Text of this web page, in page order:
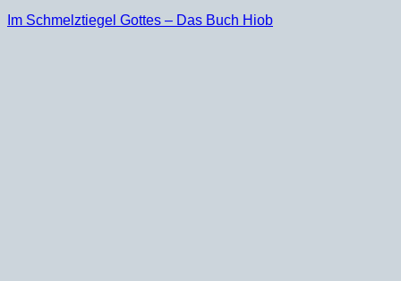
Im Schmelztiegel Gottes – Das Buch Hiob